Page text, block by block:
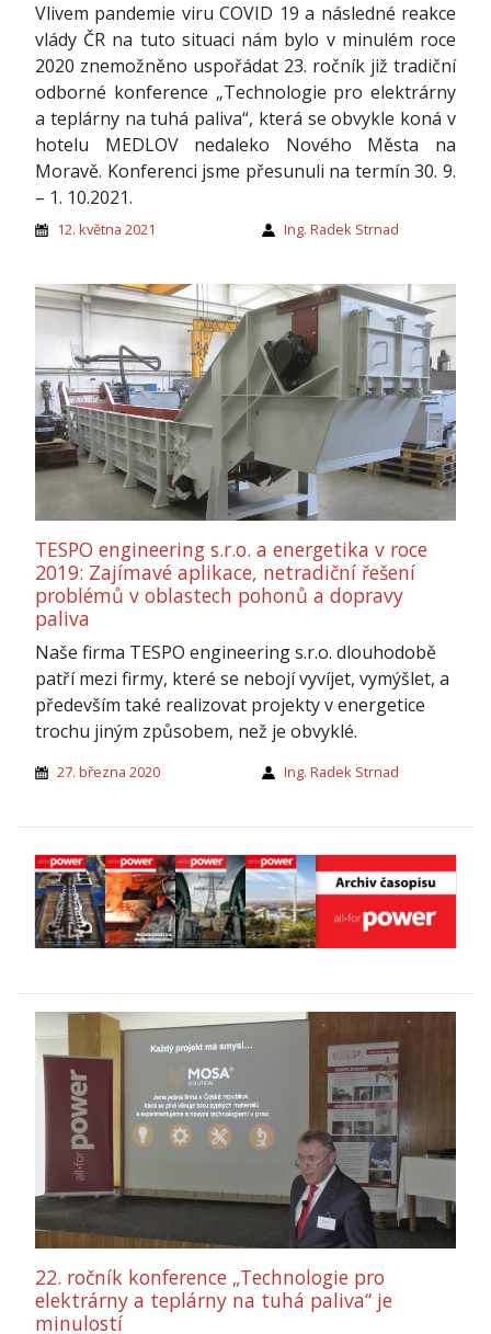
Vlivem pandemie viru COVID 19 a následné reakce
vlády ČR na tuto situaci nám bylo v minulém roce
2020 znemožněno uspořádat 23. ročník již tradiční
odborné konference „Technologie pro elektrárny
a teplárny na tuhá paliva“, která se obvykle koná v
hotelu MEDLOV nedaleko Nového Města na
Moravě. Konferenci jsme přesunuli na termín 30. 9.
– 1. 10.2021.
12. května 2021 Ing. Radek Strnad
TESPO engineering s.r.o. a energetika v roce
2019: Zajímavé aplikace, netradiční řešení
problémů v oblastech pohonů a dopravy
paliva
Naše firma TESPO engineering s.r.o. dlouhodobě
patří mezi firmy, které se nebojí vyvíjet, vymýšlet, a
především také realizovat projekty v energetice
trochu jiným způsobem, než je obvyklé.
27. března 2020 Ing. Radek Strnad
22. ročník konference „Technologie pro
elektrárny a teplárny na tuhá paliva“ je
minulostí